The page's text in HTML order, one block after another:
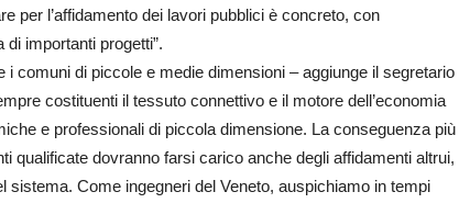
per l’affidamento dei lavori pubblici è concreto, con
importanti progetti”.
i comuni di piccole e medie dimensioni – aggiunge il segretario
costituenti il tessuto connettivo e il motore dell’economia
e professionali di piccola dimensione. La conseguenza più
qualificate dovranno farsi carico anche degli affidamenti altrui,
sistema. Come ingegneri del Veneto, auspichiamo in tempi